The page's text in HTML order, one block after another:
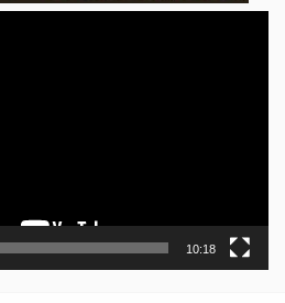
10:18